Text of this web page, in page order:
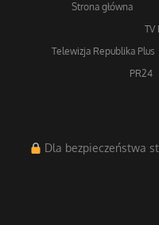
Strona główna
TV
Telewizja Republika Plus
PR24
Dla bezpieczeństwa